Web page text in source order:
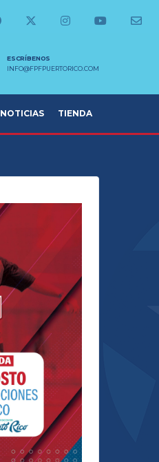
ESCRÍBENOS
INFO@FPFPUERTORICO.COM
NOTICIAS TIENDA